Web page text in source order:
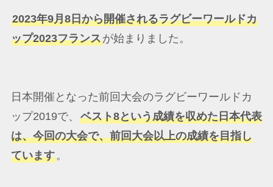
2023年9月8日から開催されるラグビーワールドカ
ップ2023フランスが始まりました。
日本開催となった前回大会のラグビーワールドカ
ップ2019で、 ベスト8という成績を収めた日本代表
は、今回の大会で、前回大会以上の成績を目指し
ています。